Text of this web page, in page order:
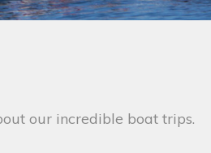
our incredible boat trips.